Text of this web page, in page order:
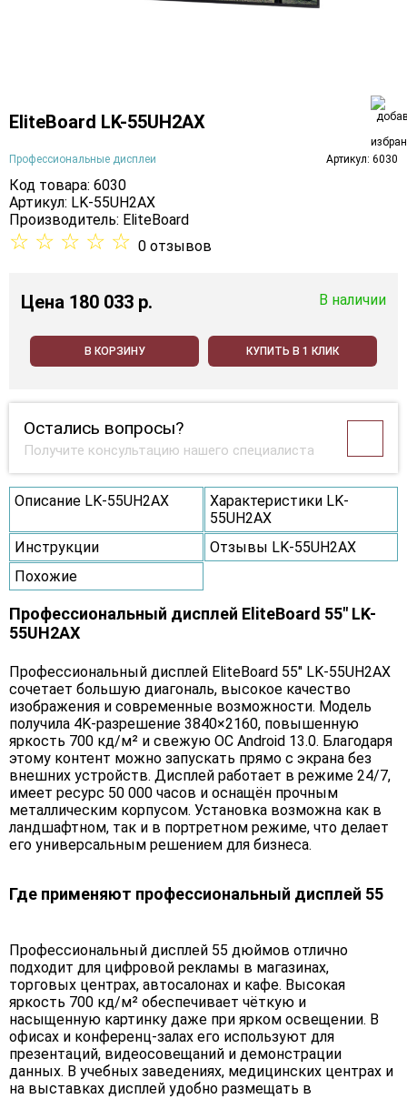
EliteBoard LK-55UH2AX
Профессиональные дисплеи Артикул: 6030
Код товара: 6030
Артикул: LK-55UH2AX
Производитель: EliteBoard
☆ ☆ ☆ ☆ ☆ 0 отзывов
Цена 180 033 p. В наличии
В КОРЗИНУ КУПИТЬ В 1 КЛИК
Остались вопросы?
Получите консультацию нашего специалиста
Описание LK-55UH2AX
Характеристики LK-
55UH2AX
Инструкции
Отзывы LK-55UH2AX
Похожие
Профессиональный дисплей EliteBoard 55" LK-
55UH2AX
Профессиональный дисплей EliteBoard 55" LK-55UH2AX
сочетает большую диагональ, высокое качество
изображения и современные возможности. Модель
получила 4K-разрешение 3840×2160, повышенную
яркость 700 кд/м² и свежую ОС Android 13.0. Благодаря
этому контент можно запускать прямо с экрана без
внешних устройств. Дисплей работает в режиме 24/7,
имеет ресурс 50 000 часов и оснащён прочным
металлическим корпусом. Установка возможна как в
ландшафтном, так и в портретном режиме, что делает
его универсальным решением для бизнеса.
Где применяют профессиональный дисплей 55
Профессиональный дисплей 55 дюймов отлично
подходит для цифровой рекламы в магазинах,
торговых центрах, автосалонах и кафе. Высокая
яркость 700 кд/м² обеспечивает чёткую и
насыщенную картинку даже при ярком освещении. В
офисах и конференц-залах его используют для
презентаций, видеосовещаний и демонстрации
данных. В учебных заведениях, медицинских центрах и
на выставках дисплей удобно размещать в